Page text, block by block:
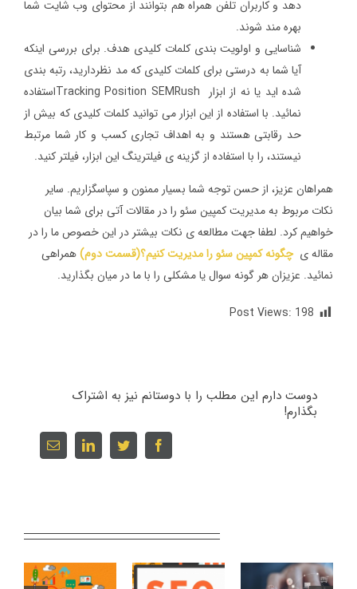
دهد و کاربران تلفن همراه هم بتوانند از محتوای وب شایت شما
بهره مند شوند.
شناسایی و اولویت بندی کلمات کلیدی هدف. برای بررسی اینکه
آیا شما به درستی برای کلمات کلیدی که مد نظردارید، رتبه بندی
شده اید یا نه از ابزار Tracking Position SEMRushاستفاده
نمائید. با استفاده از این ابزار می توانید کلمات کلیدی که بیش از
حد رقابتی هستند و به اهداف تجاری کسب و کار شما مرتبط
نیستند، را با استفاده از گزینه ی فیلترینگ این ابزار، فیلتر کنید.
همراهان عزیز، از حسن توجه شما بسیار ممنون و سپاسگزاریم. سایر
نکات مربوط به مدیریت کمپین سئو را در مقالات آتی برای شما بیان
خواهیم کرد. لطفا جهت مطالعه ی نکات بیشتر در این خصوص ما را در
مقاله یچگونه کمپین سئو را مدیریت کنیم؟(قسمت دوم)همراهی
نمائید. عزیزان هر گونه سوال یا مشکلی را با ما در میان بگذارید.
Post Views: 198
دوست دارم این مطلب را با دوستانم نیز به اشتراک
بگذارم!
facebook
twitter
linkedin
Email